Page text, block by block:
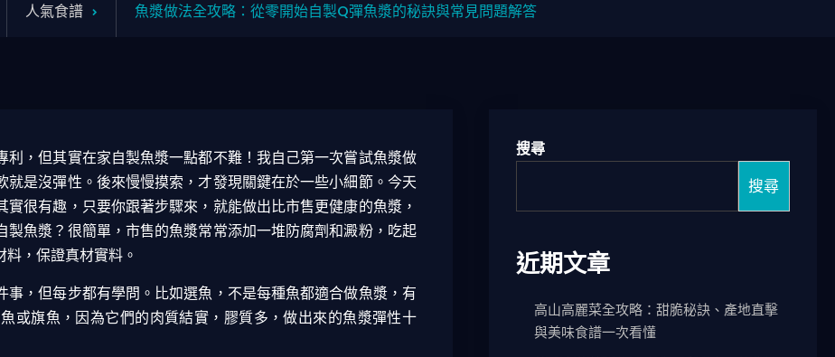
人氣食譜 魚漿做法全攻略：從零開始自製Q彈魚漿的秘訣與常見問題解答
，但其實在家自製魚漿一點都不難！我自己第一次嘗試魚漿做
是沒彈性。後來慢慢摸索，才發現關鍵在於一些小細節。今天
很有趣，只要你跟著步驟來，就能做出比市售更健康的魚漿，
魚漿？很簡單，市售的魚漿常常添加一堆防腐劑和澱粉，吃起
，保證真材實料。
，但每步都有學問。比如選魚，不是每種魚都適合做魚漿，有
或旗魚，因為它們的肉質結實，膠質多，做出來的魚漿彈性十
搜尋
搜尋
近期文章
高山高麗菜全攻略：甜脆秘訣、產地直擊
與美味食譜一次看懂